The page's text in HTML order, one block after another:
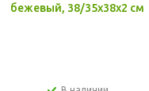
бежевый, 38/35x38x2 см